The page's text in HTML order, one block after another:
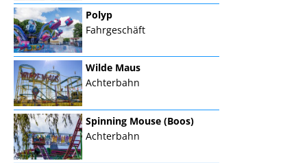
Polyp
Fahrgeschäft
Wilde Maus
Achterbahn
Spinning Mouse (Boos)
Achterbahn